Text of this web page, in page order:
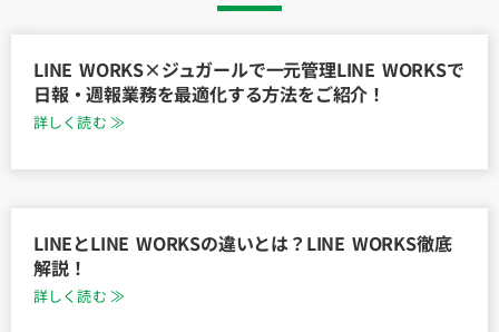
LINE WORKS×ジュガールで一元管理LINE WORKSで
日報・週報業務を最適化する方法をご紹介！
詳しく読む ≫
LINEとLINE WORKSの違いとは？LINE WORKS徹底
解説！
詳しく読む ≫